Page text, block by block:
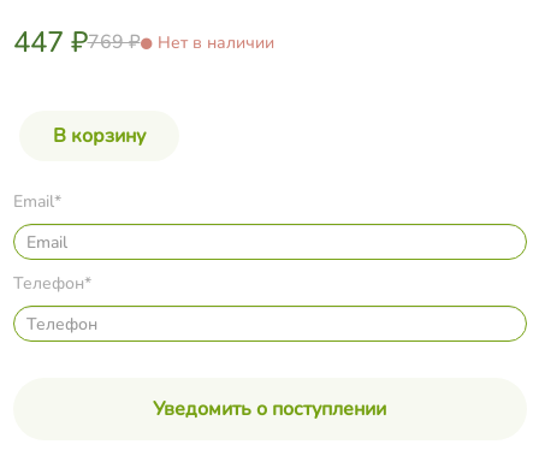
447 ₽769 ₽ Нет в наличии
Email*
Телефон*
Уведомить о поступлении